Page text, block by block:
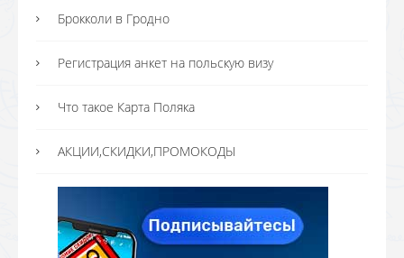
Брокколи в Гродно
Регистрация анкет на польскую визу
Что такое Карта Поляка
АКЦИИ,СКИДКИ,ПРОМОКОДЫ